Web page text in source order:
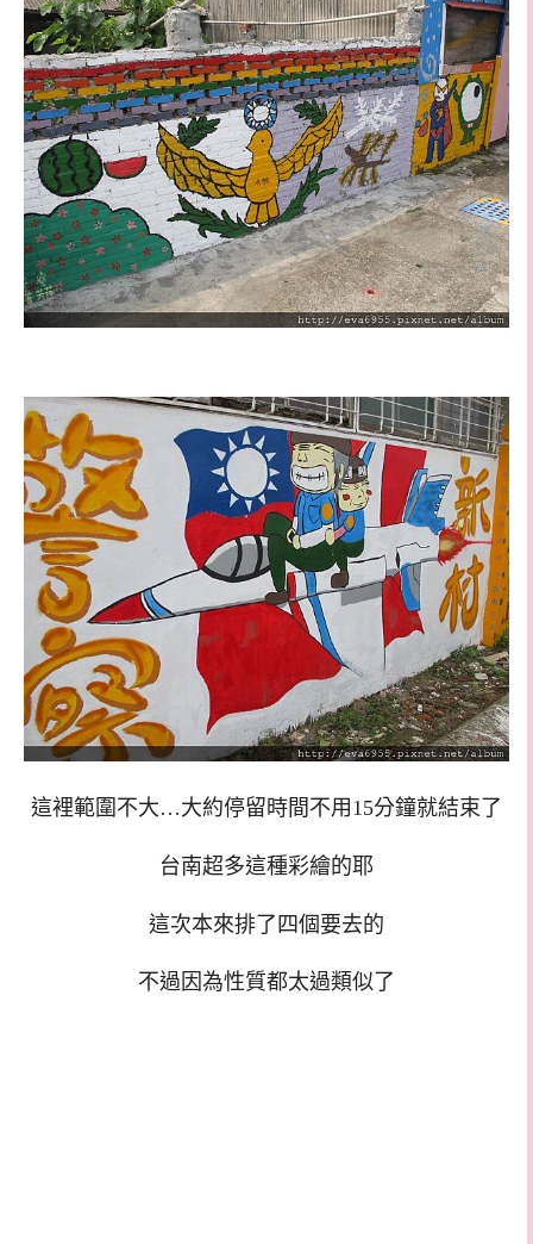
這裡範圍不大…大約停留時間不用15分鐘就結束了
台南超多這種彩繪的耶
這次本來排了四個要去的
不過因為性質都太過類似了